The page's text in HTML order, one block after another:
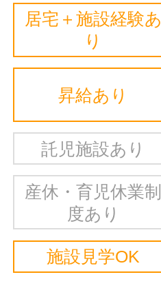
居宅＋施設経験あ
り
昇給あり
託児施設あり
産休・育児休業制
度あり
施設見学OK